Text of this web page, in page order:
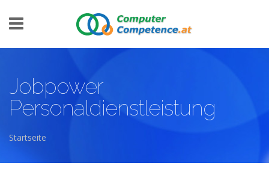
Jobpower
Personaldienstleistung
Startseite